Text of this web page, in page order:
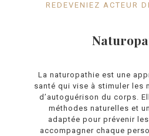
REDEVENIEZ ACTEUR
La naturopathie est une
santé qui vise à stimuler les
d’autoguérison du corps.
méthodes naturelles et
adaptée pour prévenir
accompagner chaque